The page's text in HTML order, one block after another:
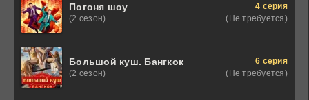
Погоня шоу
(2 сезон)
4 серия
(Не требуется)
Большой куш. Бангкок
(2 сезон)
6 серия
(Не требуется)